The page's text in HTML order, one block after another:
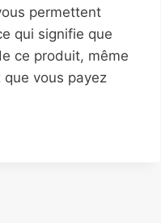
permettent
qui signifie que
ce produit, même
vous payez